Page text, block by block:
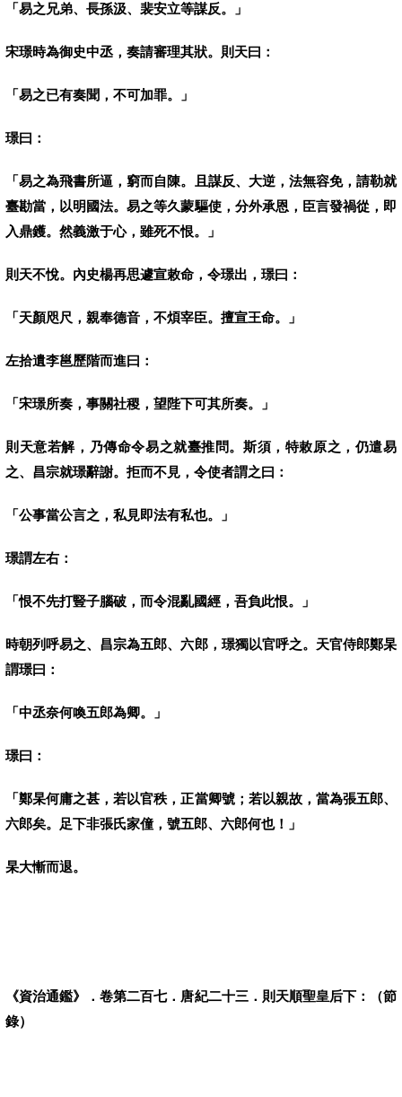
「易之兄弟、長孫汲、裴安立等謀反。」
宋璟時為御史中丞，奏請審理其狀。則天曰：
「易之已有奏聞，不可加罪。」
璟曰：
「易之為飛書所逼，窮而自陳。且謀反、大逆，法無容免，請勒就
臺勘當，以明國法。易之等久蒙驅使，分外承恩，臣言發禍從，即
入鼎鑊。然義激于心，雖死不恨。」
則天不悅。內史楊再思遽宣敕命，令璟出，璟曰：
「天顏咫尺，親奉德音，不煩宰臣。擅宣王命。」
左拾遺李邕歷階而進曰：
「宋璟所奏，事關社稷，望陛下可其所奏。」
則天意若解，乃傳命令易之就臺推問。斯須，特敕原之，仍遣易
之、昌宗就璟辭謝。拒而不見，令使者謂之曰：
「公事當公言之，私見即法有私也。」
璟謂左右：
「恨不先打豎子腦破，而令混亂國經，吾負此恨。」
時朝列呼易之、昌宗為五郎、六郎，璟獨以官呼之。天官侍郎鄭杲
謂璟曰：
「中丞奈何喚五郎為卿。」
璟曰：
「鄭杲何庸之甚，若以官秩，正當卿號；若以親故，當為張五郎、
六郎矣。足下非張氏家僮，號五郎、六郎何也！」
杲大慚而退。
《資治通鑑》．卷第二百七．唐紀二十三．則天順聖皇后下：（節
錄）